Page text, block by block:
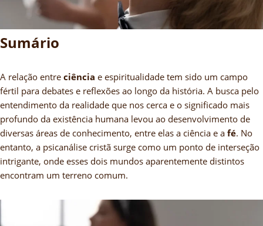
Sumário
A relação entre ciência e espiritualidade tem sido um campo
fértil para debates e reflexões ao longo da história. A busca pelo
entendimento da realidade que nos cerca e o significado mais
profundo da existência humana levou ao desenvolvimento de
diversas áreas de conhecimento, entre elas a ciência e a fé. No
entanto, a psicanálise cristã surge como um ponto de interseção
intrigante, onde esses dois mundos aparentemente distintos
encontram um terreno comum.